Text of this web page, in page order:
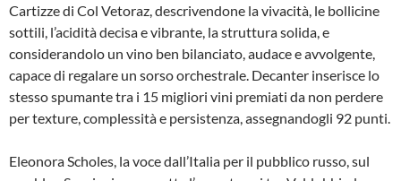
Cartizze di Col Vetoraz, descrivendone la vivacità, le bollicine
sottili, l’acidità decisa e vibrante, la struttura solida, e
considerandolo un vino ben bilanciato, audace e avvolgente,
capace di regalare un sorso orchestrale. Decanter inserisce lo
stesso spumante tra i 15 migliori vini premiati da non perdere
per texture, complessità e persistenza, assegnandogli 92 punti.
Eleonora Scholes, la voce dall’Italia per il pubblico russo, sul